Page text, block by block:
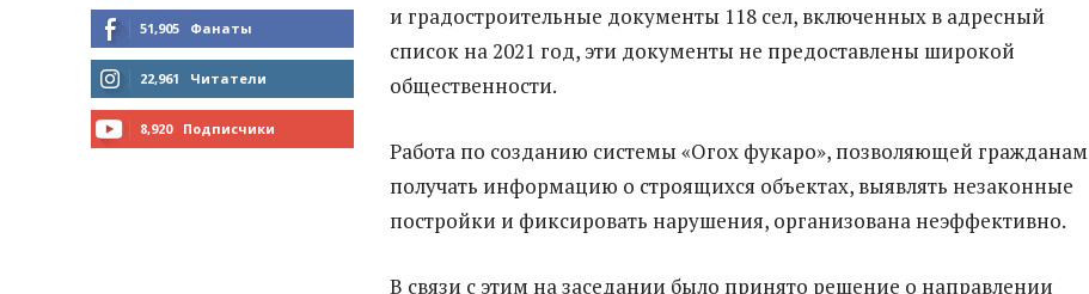
51,905 Фанаты
МНЕ НРАВИТСЯ
22,961 Читатели
8,920 Подписчики
и градостроительные документы 118 сел, включенных в адресный
список на 2021 год, эти документы не предоставлены широкой
общественности.
Работа по созданию системы «Огох фукаро», позволяющей гражданам
получать информацию о строящихся объектах, выявлять незаконные
постройки и фиксировать нарушения, организована неэффективно.
В связи с этим на заседании было принято решение о направлении